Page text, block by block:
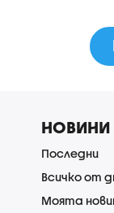
НОВИНИ
Последни
Всичко от
Моята